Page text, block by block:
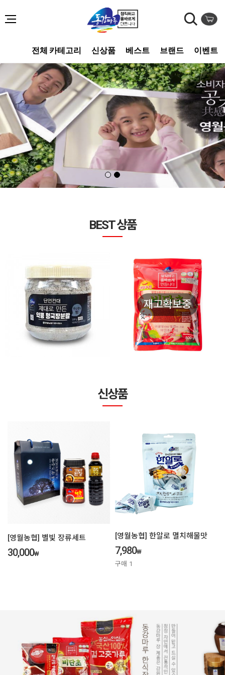
전체 카테고리 신상품 베스트 브랜드 이벤트
BEST 상품
[영월농협] 쥐눈이콩분말청
국장 500g
21,000₩
구매 10
재고확보중
[영월농협] [25년산] 비단초
(태양숙성초) 500g
26,000₩
구매 2
신상품
[영월농협] 별빛 장류세트
30,000₩
[영월농협] 한알로 멸치해물맛
7,980₩
구매 1